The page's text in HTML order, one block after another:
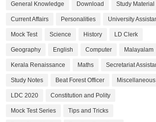
General Knowledge Download Study Material
Current Affairs Personalities University
Mock Test Science History LD Clerk
Geography English Computer Malayalam
Kerala Renaissance Maths Secretariat
Study Notes Beat Forest Officer Miscellaneous
LDC 2020 Constitution and Polity
Mock Test Series Tips and Tricks